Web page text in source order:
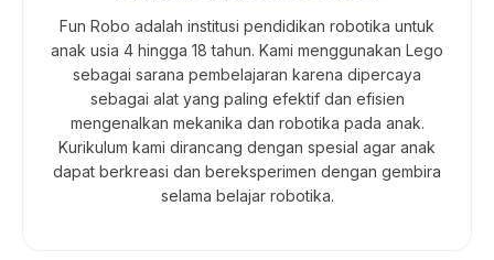
Fun Robo adalah institusi pendidikan robotika untuk
anak usia 4 hingga 18 tahun. Kami menggunakan Lego
sebagai sarana pembelajaran karena dipercaya
sebagai alat yang paling efektif dan efisien
mengenalkan mekanika dan robotika pada anak.
Kurikulum kami dirancang dengan spesial agar anak
dapat berkreasi dan bereksperimen dengan gembira
selama belajar robotika.